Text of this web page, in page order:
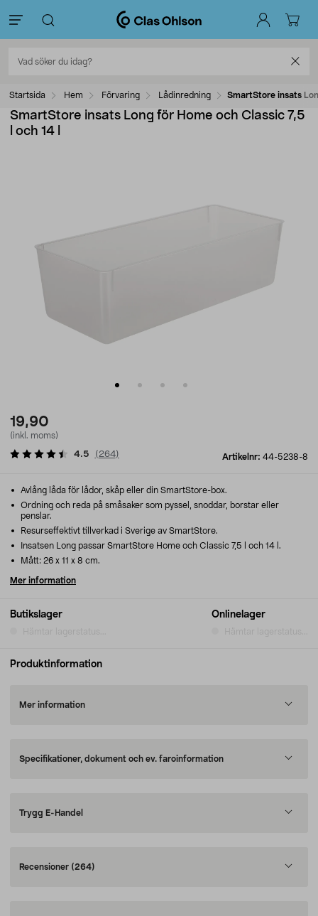
Startsida Hem Förvaring Lådinredning SmartStore insats
SmartStore insats Long för Home och Classic 7,5
l och 14 l
19,90
(inkl. moms)
Artikelnr: 44-5238-8
4.5 ( 264)
Butikslager Onlinelager
Avlång låda för lådor, skåp eller din SmartStore-box.
Ordning och reda på småsaker som pyssel, snoddar, borstar eller
penslar.
Resurseffektivt tillverkad i Sverige av SmartStore.
Insatsen Long passar SmartStore Home och Classic 7,5 l och 14 l.
Mått: 26 x 11 x 8 cm.
Mer information
Produktinformation
Mer information
Specifikationer, dokument och ev. faroinformation
Trygg E-Handel
Recensioner (264)